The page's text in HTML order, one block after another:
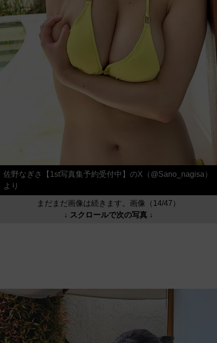
佐野なぎさ【1st写真集予約受付中】のX（@Sano_nagisa）
より
まだまだ画像は続きます。画像（14/47）
↓ スクロールで次の写真 ↓